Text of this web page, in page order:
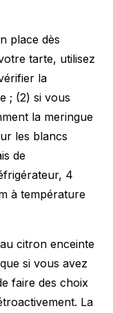
place dès
tarte, utilisez
la
; (2) si vous
la meringue
les blancs
de
4
à température
citron enceinte
si vous avez
faire des choix
La